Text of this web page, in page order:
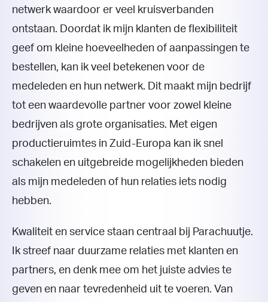
netwerk waardoor er veel kruisverbanden
ontstaan. Doordat ik mijn klanten de flexibiliteit
geef om kleine hoeveelheden of aanpassingen te
bestellen, kan ik veel betekenen voor de
medeleden en hun netwerk. Dit maakt mijn bedrijf
tot een waardevolle partner voor zowel kleine
bedrijven als grote organisaties. Met eigen
productieruimtes in Zuid-Europa kan ik snel
schakelen en uitgebreide mogelijkheden bieden
als mijn medeleden of hun relaties iets nodig
hebben.
Kwaliteit en service staan centraal bij Parachuutje.
Ik streef naar duurzame relaties met klanten en
partners, en denk mee om het juiste advies te
geven en naar tevredenheid uit te voeren. Van